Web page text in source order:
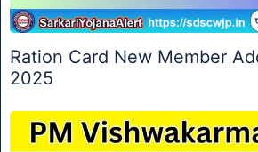
Ration Card New Member
2025